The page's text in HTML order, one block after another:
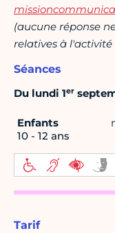
(aucune réponse
relatives à l'activité
Séances
Du lundi 1er
Enfants
10 - 12 ans
Tarif